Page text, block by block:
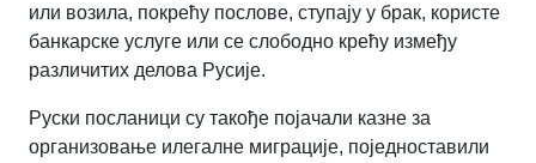
или возила, покрећу послове, ступају у брак, користе
банкарске услуге или се слободно крећу између
различитих делова Русије.
Руски посланици су такође појачали казне за
организовање илегалне миграције, поједноставили